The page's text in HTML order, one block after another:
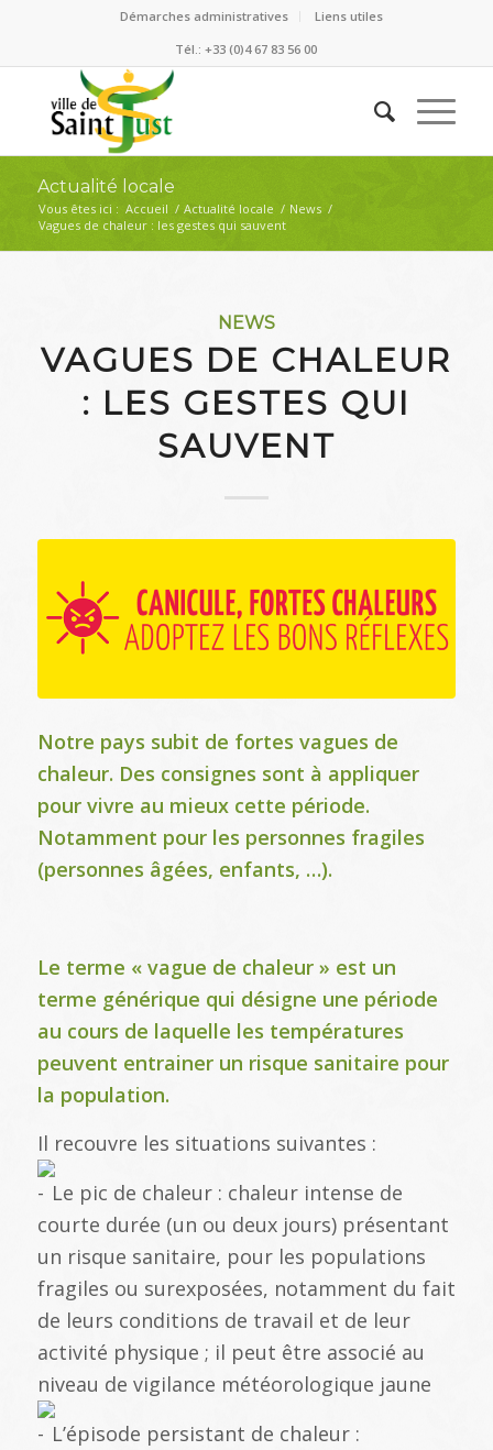
Démarches administratives
Liens utiles
Tél.: +33 (0)4 67 83 56 00
Actualité locale
Vous êtes ici : Accueil / Actualité locale / News /
Vagues de chaleur : les gestes qui sauvent
NEWS
VAGUES DE CHALEUR
: LES GESTES QUI
SAUVENT
Notre pays subit de fortes vagues de
chaleur. Des consignes sont à appliquer
pour vivre au mieux cette période.
Notamment pour les personnes fragiles
(personnes âgées, enfants, …).
Le terme « vague de chaleur » est un
terme générique qui désigne une période
au cours de laquelle les températures
peuvent entrainer un risque sanitaire pour
la population.
Il recouvre les situations suivantes :
Le pic de chaleur : chaleur intense de
courte durée (un ou deux jours) présentant
un risque sanitaire, pour les populations
fragiles ou surexposées, notamment du fait
de leurs conditions de travail et de leur
activité physique ; il peut être associé au
niveau de vigilance météorologique jaune
L’épisode persistant de chaleur :